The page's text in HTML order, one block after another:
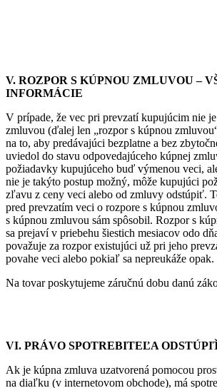
V. ROZPOR S KÚPNOU ZMLUVOU –
INFORMÁCIE
V prípade, že vec pri prevzatí kupujúcim nie
zmluvou (ďalej len „rozpor s kúpnou
na to, aby predávajúci bezplatne a bez
uviedol do stavu odpovedajúceho kúpnej
požiadavky kupujúceho buď výmenou veci,
nie je takýto postup možný, môže kupujúci
zľavu z ceny veci alebo od zmluvy odstúpiť.
pred prevzatím veci o rozpore s kúpnou
s kúpnou zmluvou sám spôsobil. Rozpor s
sa prejaví v priebehu šiestich mesiacov odo
považuje za rozpor existujúci už pri jeho
povahe veci alebo pokiaľ sa nepreukáže opak.
Na tovar poskytujeme záručnú dobu danú
VI. PRÁVO SPOTREBITEĽA
Ak je kúpna zmluva uzatvorená pomocou
na diaľku (v internetovom obchode), má